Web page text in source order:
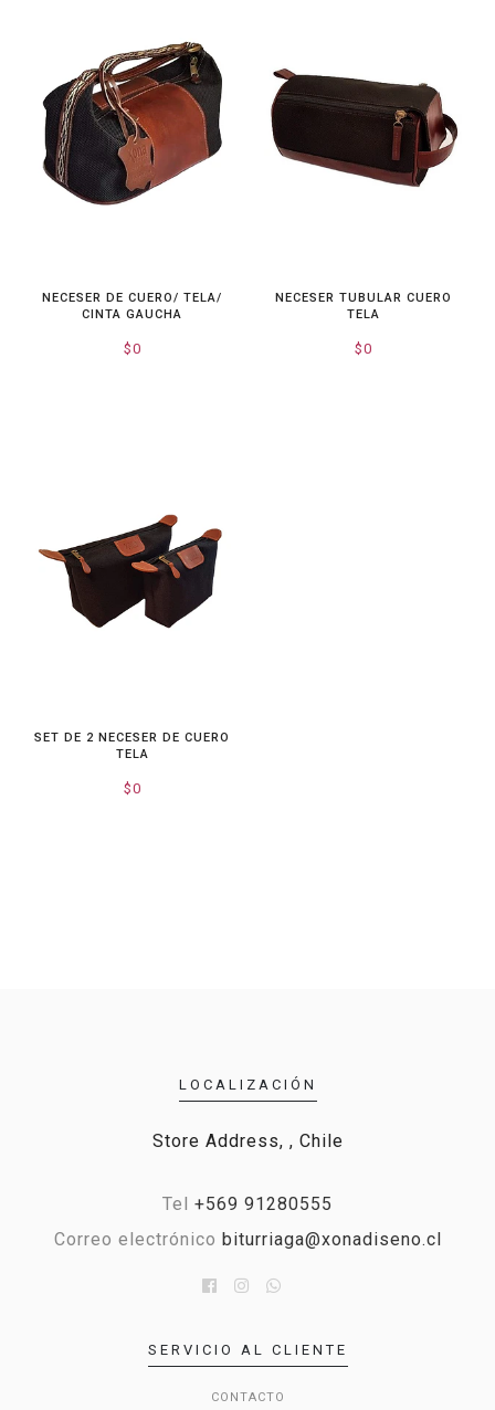
NECESER DE CUERO/ TELA/
CINTA GAUCHA
$0
NECESER TUBULAR CUERO
TELA
$0
SET DE 2 NECESER DE CUERO
TELA
$0
LOCALIZACIÓN
Store Address, , Chile
Tel +569 91280555
Correo electrónico biturriaga@xonadiseno.cl
SERVICIO AL CLIENTE
CONTACTO